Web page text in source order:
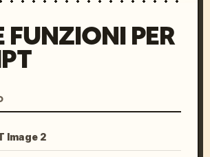
FUNZIONI PER
Image 2